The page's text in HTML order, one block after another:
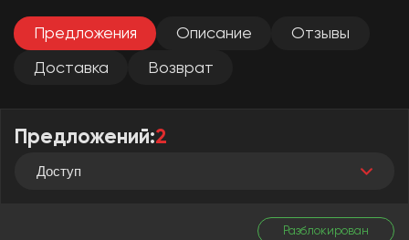
Предложения Описание Отзывы
Доставка Возврат
Предложений:2
Доступ
Разблокирован